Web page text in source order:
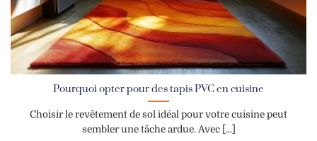
Pourquoi opter pour des tapis PVC en cuisine
Choisir le revêtement de sol idéal pour votre cuisine peut
sembler une tâche ardue. Avec [...]